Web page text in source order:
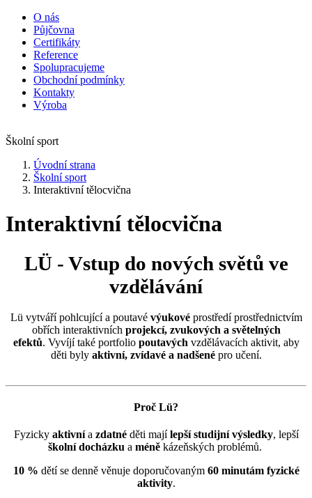
O nás
Půjčovna
Certifikáty
Reference
Spolupracujeme
Obchodní podmínky
Kontakty
Výroba
Školní sport
Úvodní strana
Školní sport
Interaktivní tělocvična
Interaktivní tělocvična
LÜ - Vstup do nových světů ve
vzdělávání
Lü vytváří pohlcující a poutavé výukovéprostředí prostřednictvím
obřích interaktivních projekcí, zvukových a světelných
efektů. Vyvíjí také portfolio poutavých vzdělávacích aktivit, aby
děti byly aktivní, zvídavé a nadšenépro učení.
Proč Lü?
Fyzicky aktivnía zdatnéděti majílepší studijní výsledky, lepší
školní docházku a méněkázeňských problémů.
10 % dětí se denně věnuje doporučovaným 60 minutám fyzické
aktivity.